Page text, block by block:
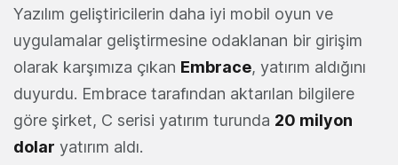
Yazılım geliştiricilerin daha iyi mobil oyun ve
uygulamalar geliştirmesine odaklanan bir girişim
olarak karşımıza çıkan Embrace, yatırım aldığını
duyurdu. Embrace tarafından aktarılan bilgilere
göre şirket, C serisi yatırım turunda 20 milyon
dolar yatırım aldı.